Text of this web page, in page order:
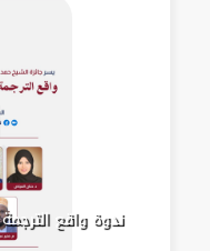
ندوة واقع الترجمة